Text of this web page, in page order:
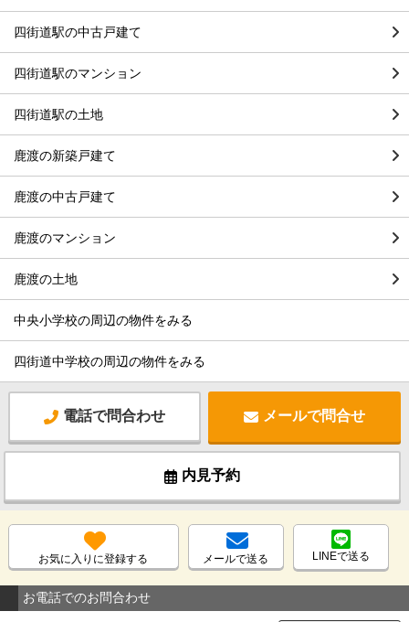
四街道駅の中古戸建て
四街道駅のマンション
四街道駅の土地
鹿渡の新築戸建て
鹿渡の中古戸建て
鹿渡のマンション
鹿渡の土地
中央小学校の周辺の物件をみる
四街道中学校の周辺の物件をみる
電話で問合わせ メールで問合せ
内見予約
お気に入りに登録する メールで送る LINEで送る
お電話でのお問合わせ